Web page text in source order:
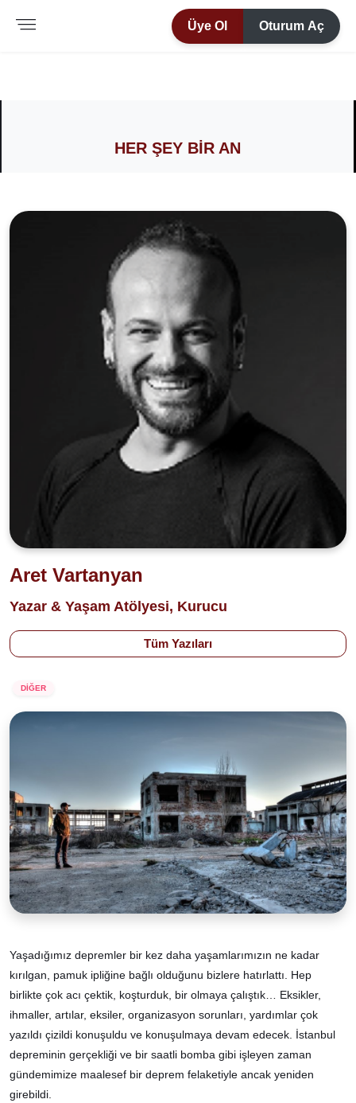
Üye Ol Oturum Aç
HER ŞEY BIR AN
Aret Vartanyan
Yazar & Yaşam Atölyesi, Kurucu
Tüm Yazıları
DİĞER
Yaşadığımız depremler bir kez daha yaşamlarımızın ne kadar
kırılgan, pamuk ipliğine bağlı olduğunu bizlere hatırlattı. Hep
birlikte çok acı çektik, koşturduk, bir olmaya çalıştık… Eksikler,
ihmaller, artılar, eksiler, organizasyon sorunları, yardımlar çok
yazıldı çizildi konuşuldu ve konuşulmaya devam edecek. İstanbul
depreminin gerçekliği ve bir saatli bomba gibi işleyen zaman
gündemimize maalesef bir deprem felaketiyle ancak yeniden
girebildi.